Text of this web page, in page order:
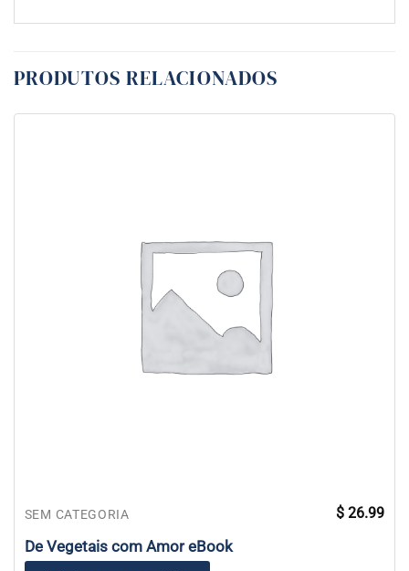
PRODUTOS RELACIONADOS
SEM CATEGORIA
De Vegetais com Amor eBook
$ 26.99